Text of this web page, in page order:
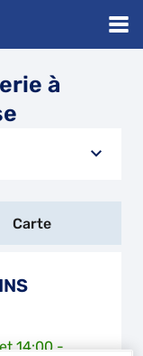
à
Carte
14:00 -